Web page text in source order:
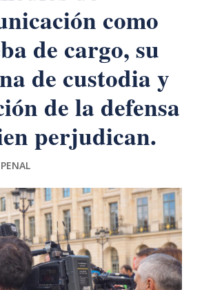
como
de cargo, su
de custodia y
de la defensa
perjudican.
PENAL